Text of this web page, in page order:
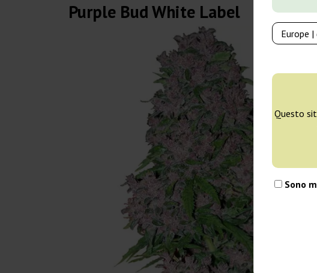
Questo
Sono
Purple Bud White Label